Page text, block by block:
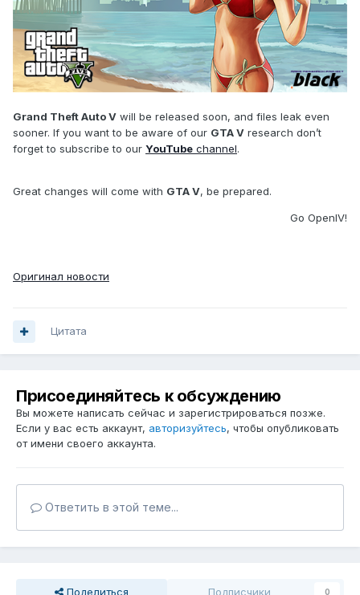
Grand Theft Auto V will be released soon, and files leak even
sooner. If you want to be aware of our GTA V research don’t
forget to subscribe to our YouTube channel.
Great changes will come with GTA V, be prepared.
Go OpenIV!
Оригинал новости
Цитата
Присоединяйтесь к обсуждению
Вы можете написать сейчас и зарегистрироваться позже.
Если у вас есть аккаунт, авторизуйтесь, чтобы опубликовать
от имени своего аккаунта.
Ответить в этой теме...
Поделиться Подписчики 0